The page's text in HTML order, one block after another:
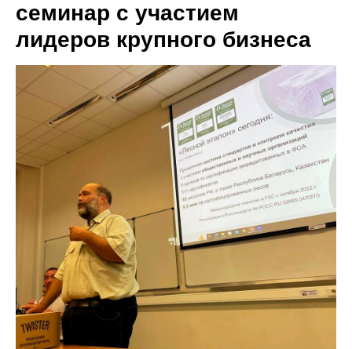
семинар с участием
лидеров крупного бизнеса